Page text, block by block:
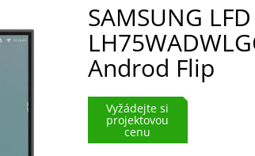
SAMSUNG
Androd Flip
Vyžádejte si
projektovou
cenu